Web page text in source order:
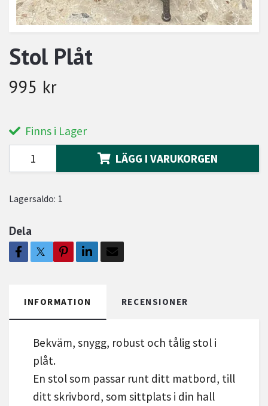
Stol Plåt
995 kr
Finns i Lager
LÄGG I VARUKORGEN
Lagersaldo: 1
Dela
INFORMATION RECENSIONER
Bekväm, snygg, robust och tålig stol i
plåt.
En stol som passar runt ditt matbord, till
ditt skrivbord, som sittplats i din hall